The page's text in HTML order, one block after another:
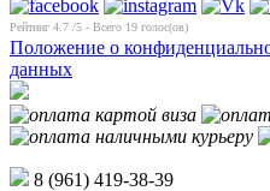
Рейтинг 4.7 /5 - Всего 19 голос(ов)
Положение о
данных
8 (961) 419-38-39